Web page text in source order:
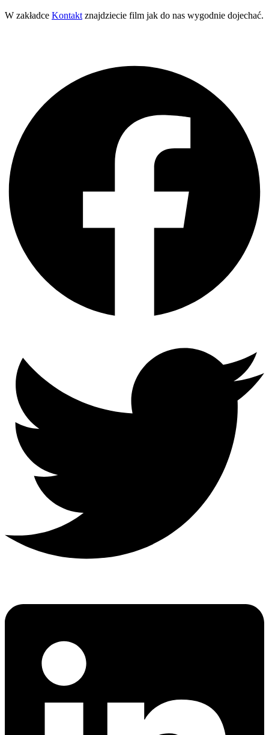
W zakładce Kontakt znajdziecie film jak do nas wygodnie dojechać.